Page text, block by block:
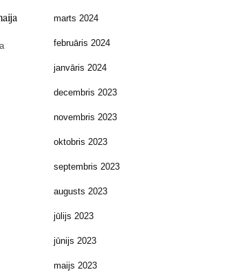
marts 2024
februāris 2024
janvāris 2024
decembris 2023
novembris 2023
oktobris 2023
septembris 2023
augusts 2023
jūlijs 2023
jūnijs 2023
maijs 2023